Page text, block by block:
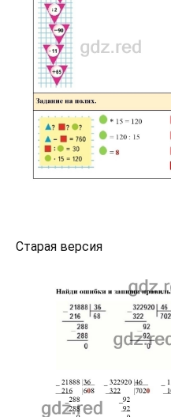
Старая версия